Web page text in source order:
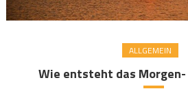
ALLGEMEIN
Wie entsteht das